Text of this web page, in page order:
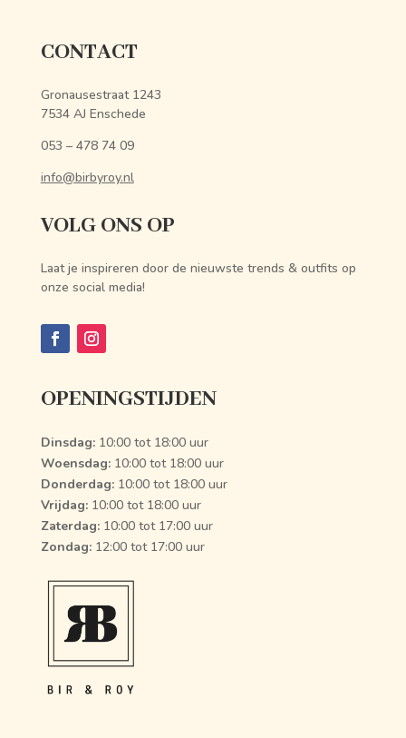
CONTACT
Gronausestraat 1243
7534 AJ Enschede
053 – 478 74 09
info@birbyroy.nl
VOLG ONS OP
Laat je inspireren door de nieuwste trends & outfits op
onze social media!
OPENINGSTIJDEN
Dinsdag:10:00 tot 18:00 uur
Woensdag:10:00 tot 18:00 uur
Donderdag:10:00 tot 18:00 uur
Vrijdag:10:00 tot 18:00 uur
Zaterdag:10:00 tot 17:00 uur
Zondag:12:00 tot 17:00 uur